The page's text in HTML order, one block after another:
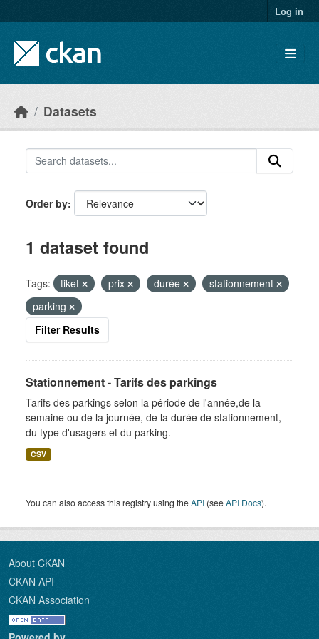
Log in
Datasets
Order by
1 dataset found
Tags: tiket prix durée
stationnement
parking
Filter Results
Stationnement - Tarifs des parkings
Tarifs des parkings selon la période de l'année,de la
semaine ou de la journée, de la durée de stationnement,
du type d'usagers et du parking.
CSV
You can also access this registry using theAPI (seeAPI Docs).
About CKAN
CKAN API
CKAN Association